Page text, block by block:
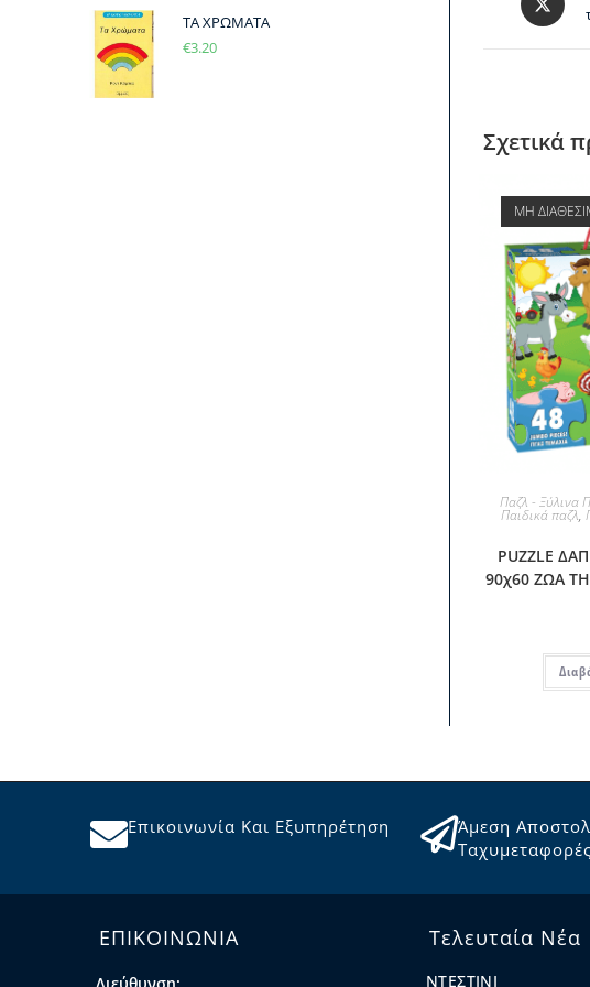
Σχετικά
ΜΗ
Παζλ - Ξύλινα
Παιδικά παζλ,
PUZZLE
90χ60 ΖΩΑ
ΤΑ ΧΡΩΜΑΤΑ
€3.20
Επικοινωνία Και Εξυπηρέτηση
Άμεση
Ταχυμεταφορές
ΕΠΙΚΟΙΝΩΝΙΑ Τελευταία Νέα
ΝΤΕΣΤΙΝΙ